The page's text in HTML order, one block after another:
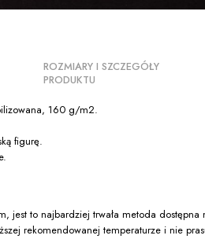
ROZMIARY I SZCZEGÓŁY
PRODUKTU
160 g/m2.
figurę.
jest to najbardziej trwała metoda dostępna
rekomendowanej temperaturze i nie